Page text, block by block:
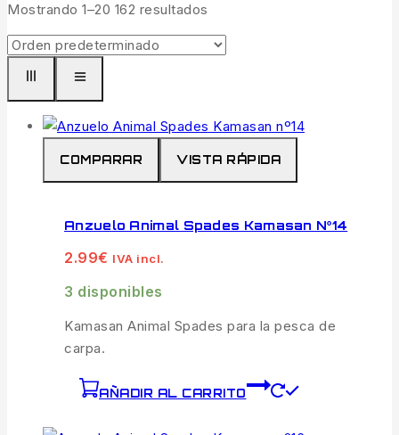
Mostrando 1–20 162 resultados
COMPARAR VISTA RÁPIDA
Anzuelo Animal Spades Kamasan Nº14
2.99€ IVA incl.
3 disponibles
Kamasan Animal Spades para la pesca de
carpa.
AÑADIR AL CARRITO